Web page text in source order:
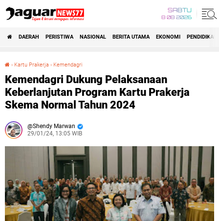
SABTU
8 08 2026
DAERAH PERISTIWA NASIONAL BERITA UTAMA EKONOMI PENDIDIKAN
› Kartu Prakerja › Kemendagri
Kemendagri Dukung Pelaksanaan
Keberlanjutan Program Kartu Prakerja
Skema Normal Tahun 2024
Shendy Marwan
29/01/24, 13:05 WIB